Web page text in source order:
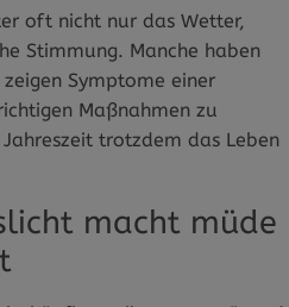
oft nicht nur das Wetter,
Stimmung. Manche haben
Symptome einer
Maßnahmen zu
trotzdem das Leben
macht müde